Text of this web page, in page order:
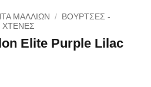
ΜΑΛΛΙΩΝ / ΒΟΥΡΤΣΕΣ -
ΧΤΈΝΕΣ
Elite Purple Lilac